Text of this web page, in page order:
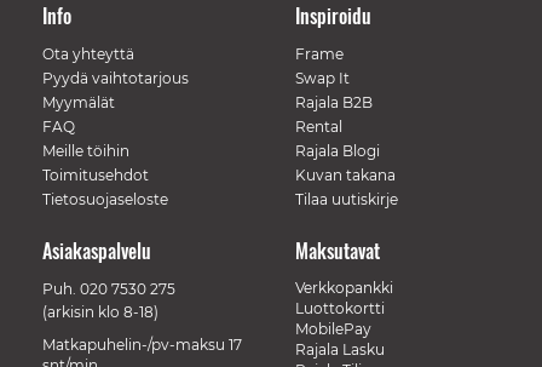
Info
Ota yhteyttä
Pyydä vaihtotarjous
Myymälät
FAQ
Meille töihin
Toimitusehdot
Tietosuojaseloste
Inspiroidu
Frame
Swap It
Rajala B2B
Rental
Rajala Blogi
Kuvan takana
Tilaa uutiskirje
Maksutavat
Verkkopankki
Luottokortti
MobilePay
Rajala Lasku
Asiakaspalvelu
Puh. 020 7530 275
(arkisin klo 8-18)
Matkapuhelin-/pv-maksu 17